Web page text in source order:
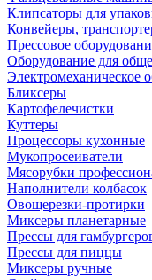
Клипсаторы для
Конвейеры,
Прессовое
Оборудование для
Электромеханическое
Бликсеры
Картофелечистки
Куттеры
Процессоры кухонные
Мукопросеиватели
Мясорубки
Наполнители колбасок
Овощерезки-протирки
Миксеры планетарные
Прессы для
Прессы для пиццы
Миксеры ручные